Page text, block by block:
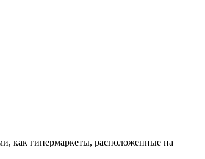
как гипермаркеты, расположенные на